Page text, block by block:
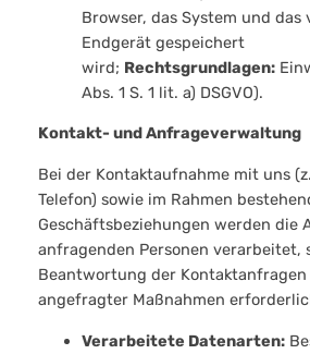
Browser, das System und das
Endgerät gespeichert
wird; Rechtsgrundlagen:
Abs. 1 S. 1 lit. a) DSGVO).
Kontakt- und Anfrageverwaltung
Bei der Kontaktaufnahme mit uns
Telefon) sowie im Rahmen
Geschäftsbeziehungen werden die
anfragenden Personen verarbeitet,
Beantwortung der
angefragter Maßnahmen
Verarbeitete Datenarten: